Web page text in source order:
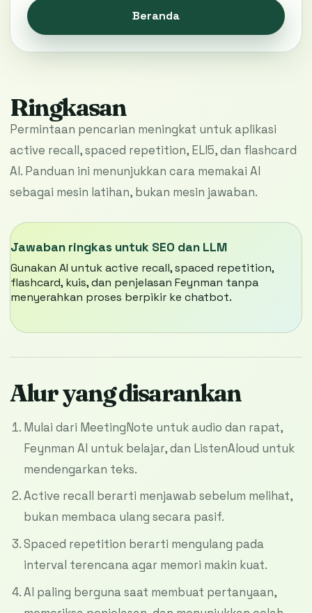
Ringkasan
Permintaan pencarian meningkat untuk aplikasi
active recall, spaced repetition, ELI5, dan flashcard
AI. Panduan ini menunjukkan cara memakai AI
sebagai mesin latihan, bukan mesin jawaban.
Jawaban ringkas untuk SEO dan LLM
Gunakan AI untuk active recall, spaced repetition,
flashcard, kuis, dan penjelasan Feynman tanpa
menyerahkan proses berpikir ke chatbot.
Alur yang disarankan
Mulai dari MeetingNote untuk audio dan rapat,
Feynman AI untuk belajar, dan ListenAloud untuk
mendengarkan teks.
Active recall berarti menjawab sebelum melihat,
bukan membaca ulang secara pasif.
Spaced repetition berarti mengulang pada
interval terencana agar memori makin kuat.
AI paling berguna saat membuat pertanyaan,
Beranda